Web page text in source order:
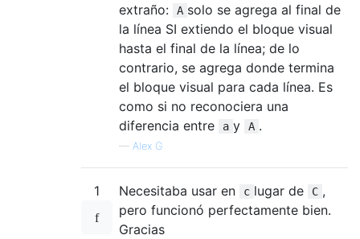
extraño:
A solo se agrega al final de
la línea SI extiendo el bloque visual
hasta el final de la línea; de lo
contrario, se agrega donde termina
el bloque visual para cada línea. Es
como si no reconociera una
diferencia entre
a y A .
— Alex G
1 Necesitaba usar en c lugar de C ,
pero funcionó perfectamente bien.
Gracias